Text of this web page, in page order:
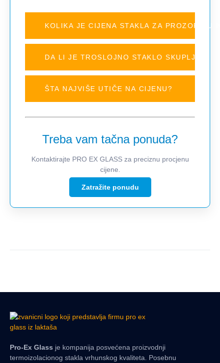
KOLIKA JE CIJENA STAKLA ZA PROZORE U
DA LI JE TROSLOJNO STAKLO SKUPLJE?
ŠTA NAJVIŠE UTIČE NA CIJENU?
Treba vam tačna ponuda?
Kontaktirajte PRO EX GLASS za preciznu procjenu
cijene.
Zatražite ponudu
Pro-Ex Glass je kompanija posvećena proizvodnji
termoizolacionog stakla vrhunskog kvaliteta. Posebnu